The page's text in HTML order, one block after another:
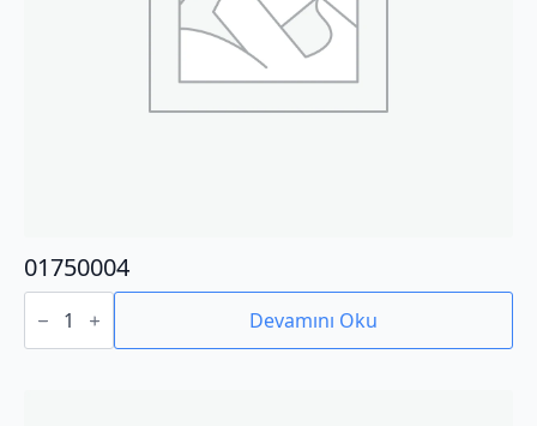
01750004
01750004
adet Devamını Oku